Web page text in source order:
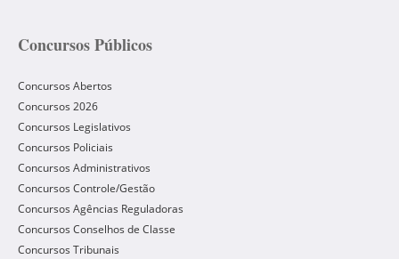
Concursos Públicos
Concursos Abertos
Concursos 2026
Concursos Legislativos
Concursos Policiais
Concursos Administrativos
Concursos Controle/Gestão
Concursos Agências Reguladoras
Concursos Conselhos de Classe
Concursos Tribunais